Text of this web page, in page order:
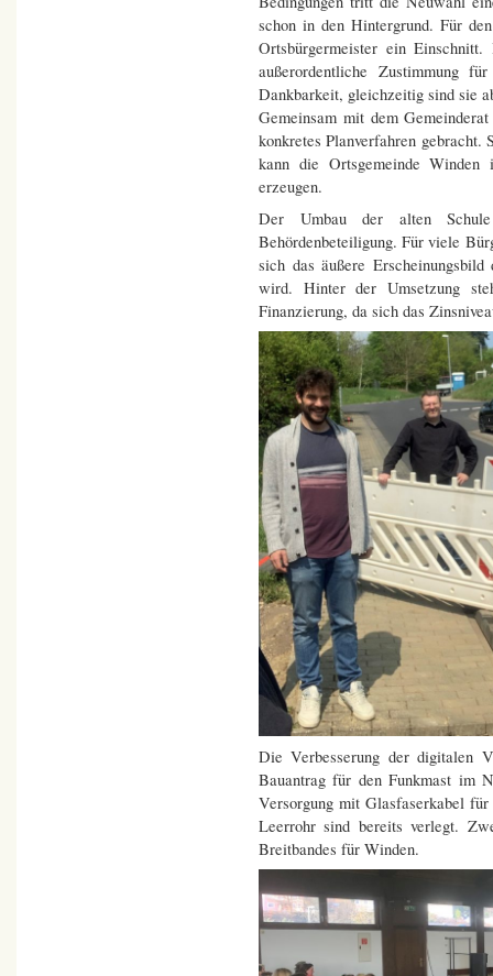
schon in den Hintergrund. Für
Ortsbürgermeister ein
außerordentliche Zustimmung
Dankbarkeit, gleichzeitig sind sie
Gemeinsam mit dem
konkretes Planverfahren gebracht.
kann die Ortsgemeinde Winden
erzeugen.
Der Umbau der alten
Behördenbeteiligung. Für viele
sich das äußere
wird. Hinter der Umsetzung
Finanzierung, da sich das
Die Verbesserung der digitalen
Bauantrag für den Funkmast im
Versorgung mit Glasfaserkabel
Leerrohr sind bereits verlegt.
Breitbandes für Winden.